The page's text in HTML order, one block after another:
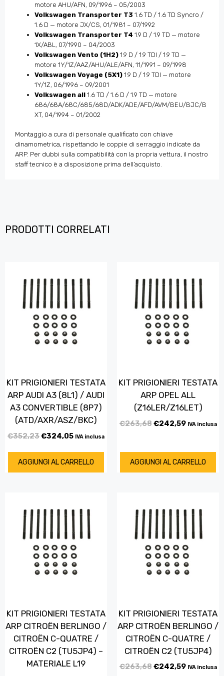
motore AHU/AFN, 09/1996 – 05/2003
Volkswagen Transporter T3 1.6 TD / 1.6 TD Syncro /
1.6 D — motore JX/CS, 01/1981 – 07/1992
Volkswagen Transporter T4 1.9 D / 1.9 TD — motore
1X/ABL, 07/1990 – 04/2003
Volkswagen Vento (1H2) 1.9 D / 1.9 TDI / 1.9 TD —
motore 1Y/1Z/AAZ/AHU/ALE/AFN, 11/1991 – 09/1998
Volkswagen Voyage (5X1) 1.9 D / 1.9 TDI — motore
1Y/1Z, 06/1996 – 09/2001
Volkswagen all 1.6 TD / 1.6 D / 1.9 TD — motore
686/68A/68C/685/68D/ADK/ADE/AFD/AVM/BEU/BJC/B
XT, 04/1994 – 01/2002
Montaggio a cura di personale qualificato con chiave
dinamometrica, rispettando le coppie di serraggio indicate da
ARP. Per dubbi sulla compatibilità con la propria vettura, il nostro
staff tecnico è a disposizione prima dell’acquisto.
PRODOTTI CORRELATI
KIT PRIGIONIERI TESTATA
ARP AUDI A3 (8L1) / AUDI
A3 CONVERTIBLE (8P7)
(ATD/AXR/ASZ/BKC)
€352,23€324,05 IVA inclusa
AGGIUNGI AL CARRELLO
KIT PRIGIONIERI TESTATA
ARP OPEL ALL
(Z16LER/Z16LET)
€263,68€242,59 IVA inclusa
AGGIUNGI AL CARRELLO
KIT PRIGIONIERI TESTATA
ARP CITROËN BERLINGO /
CITROËN C-QUATRE /
CITROËN C2 (TU5JP4) –
MATERIALE L19
KIT PRIGIONIERI TESTATA
ARP CITROËN BERLINGO /
CITROËN C-QUATRE /
CITROËN C2 (TU5JP4)
€263,68€242,59 IVA inclusa